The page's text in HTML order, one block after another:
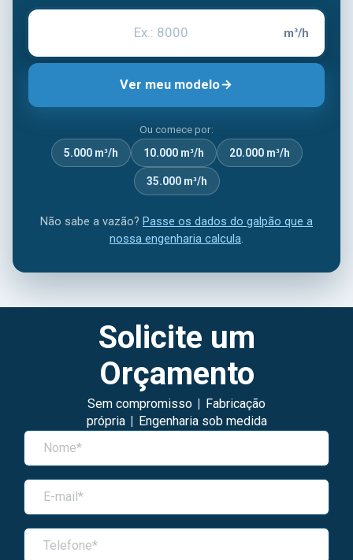
Vazão em metros cúbicos por hora
m³/h
Ver meu modelo
Ou comece por:
5.000 m³/h
10.000 m³/h 20.000 m³/h
35.000 m³/h
Não sabe a vazão? Passe os dados do galpão que a
nossa engenharia calcula
Solicite um
Orçamento
Sem compromisso | Fabricação
própria | Engenharia sob medida